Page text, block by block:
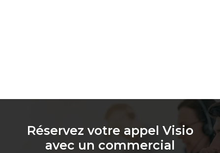
Réservez votre appel Visio
avec un commercial